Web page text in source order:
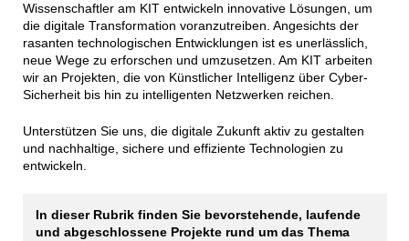
Wissenschaftler am KIT entwickeln innovative Lösungen, um
die digitale Transformation voranzutreiben. Angesichts der
rasanten technologischen Entwicklungen ist es unerlässlich,
neue Wege zu erforschen und umzusetzen. Am KIT arbeiten
wir an Projekten, die von Künstlicher Intelligenz über Cyber-
Sicherheit bis hin zu intelligenten Netzwerken reichen.
Unterstützen Sie uns, die digitale Zukunft aktiv zu gestalten
und nachhaltige, sichere und effiziente Technologien zu
entwickeln.
In dieser Rubrik finden Sie bevorstehende, laufende
und abgeschlossene Projekte rund um das Thema